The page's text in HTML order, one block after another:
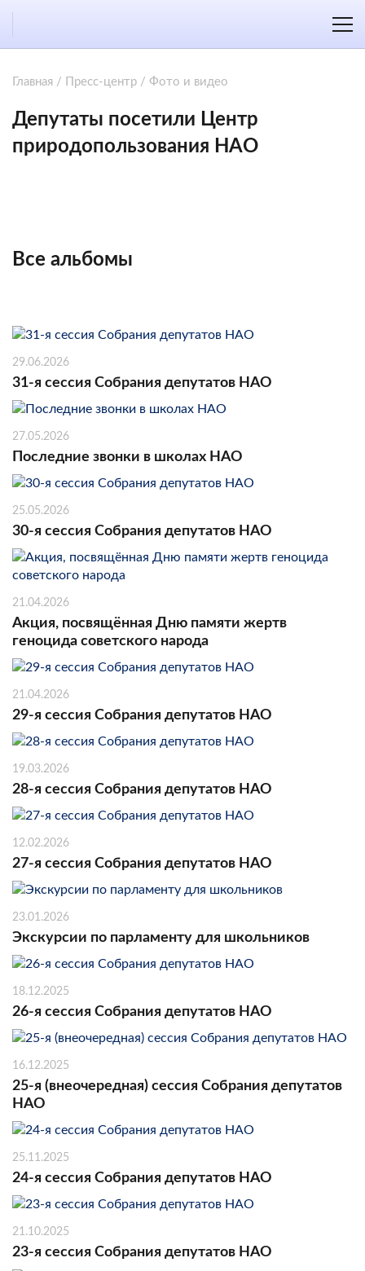
Главная / Пресс-центр / Фото и видео
Депутаты посетили Центр
природопользования НАО
Все альбомы
29.06.2026
31-я сессия Собрания депутатов НАО
27.05.2026
Последние звонки в школах НАО
25.05.2026
30-я сессия Собрания депутатов НАО
21.04.2026
Акция, посвящённая Дню памяти жертв
геноцида советского народа
21.04.2026
29-я сессия Собрания депутатов НАО
19.03.2026
28-я сессия Собрания депутатов НАО
12.02.2026
27-я сессия Собрания депутатов НАО
23.01.2026
Экскурсии по парламенту для школьников
18.12.2025
26-я сессия Собрания депутатов НАО
16.12.2025
25-я (внеочередная) сессия Собрания депутатов
НАО
25.11.2025
24-я сессия Собрания депутатов НАО
21.10.2025
23-я сессия Собрания депутатов НАО